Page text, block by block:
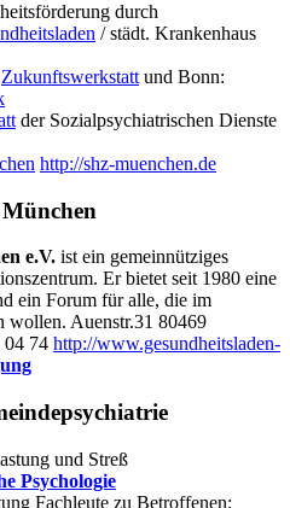
durch
/ städt. Krankenhaus
Zukunftswerkstatt und Bonn:
der Sozialpsychiatrischen Dienste
http://shz-muenchen.de
e.V. ist ein gemeinnütziges
Er bietet seit 1980 eine
ein Forum für alle, die im
wollen. Auenstr.31 80469
04 74 http://www.gesundheitsladen-
und Streß
Psychologie
Fachleute zu Betroffenen: